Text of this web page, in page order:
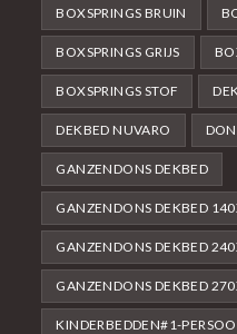
BOXSPRINGS BRUIN
BOXSPRINGS GRIJS
BOXSPRINGS STOF
DEKBED NUVARO
GANZENDONS DEKBED
GANZENDONS DEKBED
GANZENDONS DEKBED
GANZENDONS DEKBED
KINDERBEDDEN#1-